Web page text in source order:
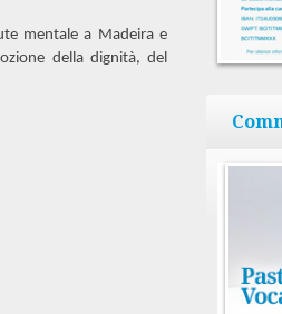
mentale a Madeira e
della dignità, del